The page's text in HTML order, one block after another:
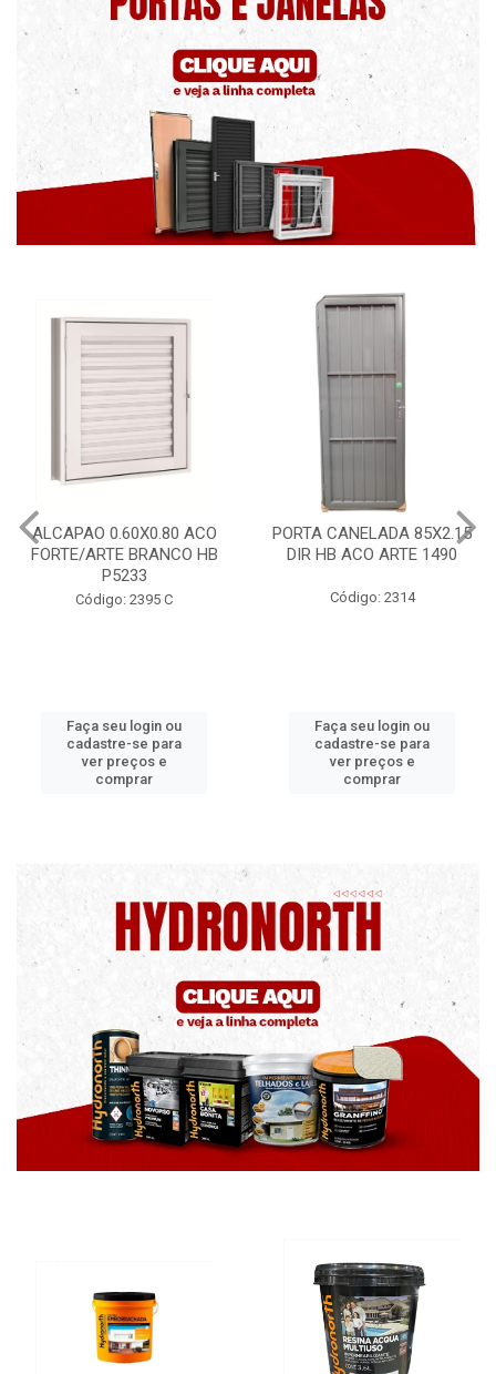
ALCAPAO 0.60X0.80 ACO
FORTE/ARTE BRANCO HB
P5233
Código: 2395 C
Faça seu login ou
cadastre-se para
ver preços e
comprar
PORTA CANELADA 85X2.15
DIR HB ACO ARTE 1490
Código: 2314
Faça seu login ou
cadastre-se para
ver preços e
comprar